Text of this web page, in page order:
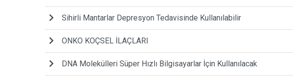
Sihirli Mantarlar Depresyon Tedavisinde Kullanılabilir
ONKO KOÇSEL İLAÇLARI
DNA Molekülleri Süper Hızlı Bilgisayarlar İçin Kullanılacak